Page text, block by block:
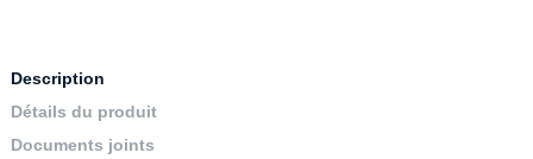
Description
Détails du produit
Documents joints